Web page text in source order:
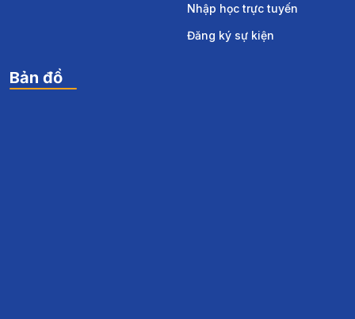
Nhập học trực tuyến
Đăng ký sự kiện
Bản đồ